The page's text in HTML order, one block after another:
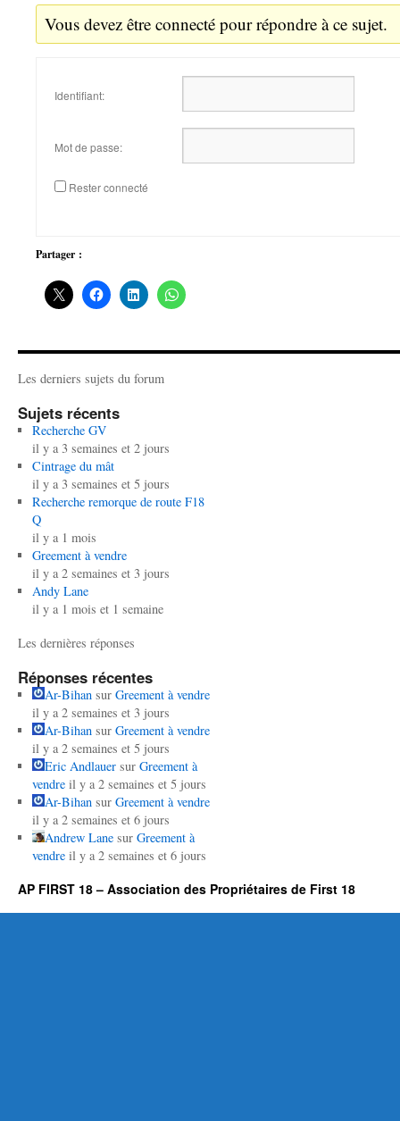
Vous devez être connecté pour répondre à ce sujet.
Identifiant:
Mot de passe:
Rester connecté
Partager :
Les derniers sujets du forum
Sujets récents
Recherche GV
il y a 3 semaines et 2 jours
Cintrage du mât
il y a 3 semaines et 5 jours
Recherche remorque de route F18
Q
il y a 1 mois
Greement à vendre
il y a 2 semaines et 3 jours
Andy Lane
il y a 1 mois et 1 semaine
Les dernières réponses
Réponses récentes
Ar-Bihansur Greement à vendre
il y a 2 semaines et 3 jours
Ar-Bihansur Greement à vendre
il y a 2 semaines et 5 jours
Eric Andlauersur Greement à
vendre il y a 2 semaines et 5 jours
Ar-Bihansur Greement à vendre
il y a 2 semaines et 6 jours
Andrew Lanesur Greement à
vendre il y a 2 semaines et 6 jours
AP FIRST 18 – Association des Propriétaires de First 18